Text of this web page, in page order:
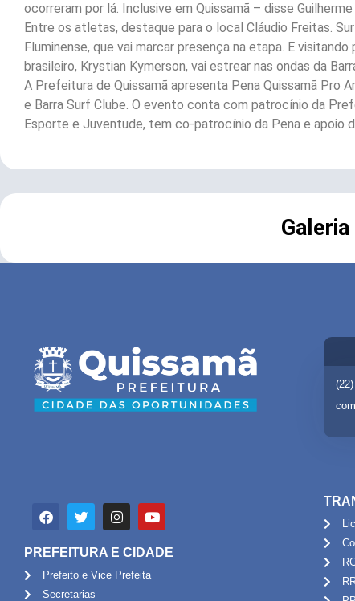
ocorreram por lá. Inclusive em Quissamã – disse
Entre os atletas, destaque para o local Cláudio Freitas.
Fluminense, que vai marcar presença na etapa. E
brasileiro, Krystian Kymerson, vai estrear nas ondas da
A Prefeitura de Quissamã apresenta Pena Quissamã Pro
e Barra Surf Clube. O evento conta com patrocínio da
Esporte e Juventude, tem co-patrocínio da Pena e apoio
PREFEITURA E CIDADE
Prefeito e Vice Prefeita
Secretarias